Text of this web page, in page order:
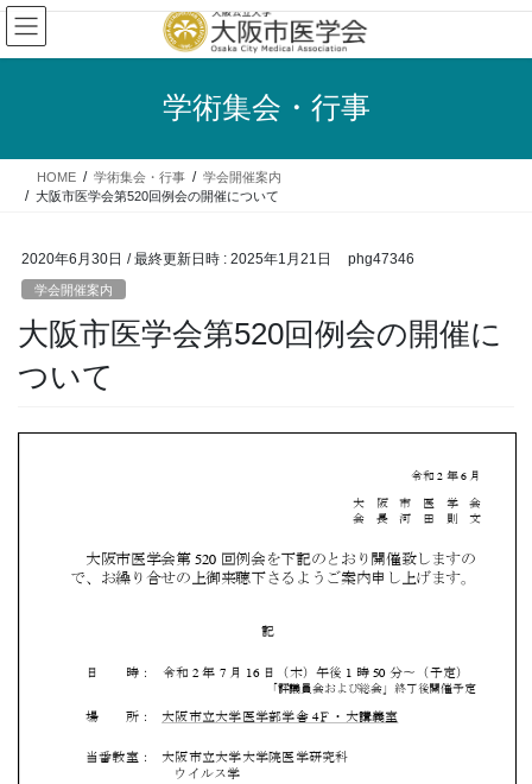
コ
ン
テ
ス
ナ
ビ
ゲ
ン
学術集会・行事
HOME 学術集会・行事
学会開催案内
大阪市医学会第520回例会の開催について
2020年6月30日 / 最終更新日時 : 2025年1月21日 phg47346
学会開催案内
大阪市医学会第520回例会の開催に
ついて